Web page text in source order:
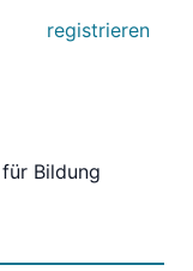
registrieren